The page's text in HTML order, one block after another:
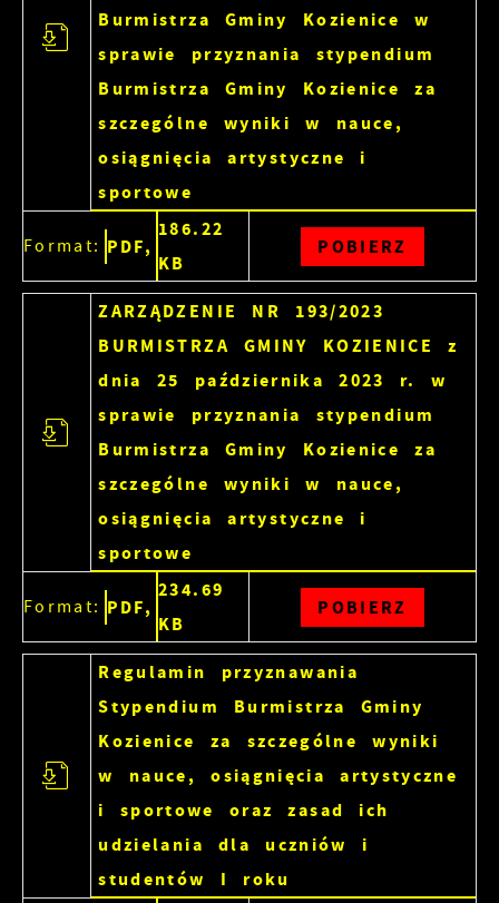
Burmistrza Gminy Kozienice w
sprawie przyznania stypendium
Burmistrza Gminy Kozienice za
szczególne wyniki w nauce,
osiągnięcia artystyczne i
sportowe
Format: PDF,
186.22
KB
POBIERZ
ZARZĄDZENIE NR 193/2023
BURMISTRZA GMINY KOZIENICE z
dnia 25 października 2023 r. w
sprawie przyznania stypendium
Burmistrza Gminy Kozienice za
szczególne wyniki w nauce,
osiągnięcia artystyczne i
sportowe
Format: PDF,
234.69
KB
POBIERZ
Regulamin przyznawania
Stypendium Burmistrza Gminy
Kozienice za szczególne wyniki
w nauce, osiągnięcia artystyczne
i sportowe oraz zasad ich
udzielania dla uczniów i
studentów I roku